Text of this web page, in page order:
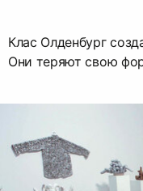
Клас Олденбург
Они теряют свою